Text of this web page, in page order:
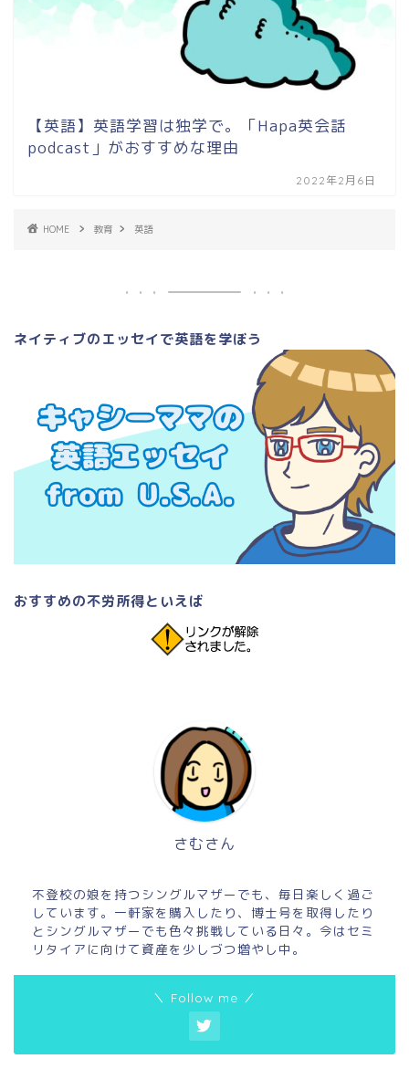
【英語】英語学習は独学で。「Hapa英会話
podcast」がおすすめな理由
2022年2月6日
HOME 教育 英語
ネイティブのエッセイで英語を学ぼう
おすすめの不労所得といえば
さむさん
不登校の娘を持つシングルマザーでも、毎日楽しく過ご
しています。一軒家を購入したり、博士号を取得したり
とシングルマザーでも色々挑戦している日々。今はセミ
リタイアに向けて資産を少しづつ増やし中。
＼ Follow me ／